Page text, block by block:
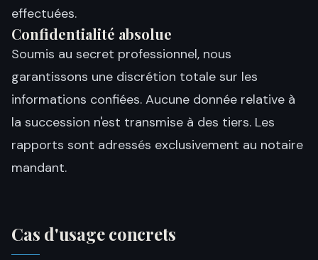
effectuées.
Confidentialité absolue
Soumis au secret professionnel, nous
garantissons une discrétion totale sur les
informations confiées. Aucune donnée relative à
la succession n'est transmise à des tiers. Les
rapports sont adressés exclusivement au notaire
mandant.
Cas d'usage concrets